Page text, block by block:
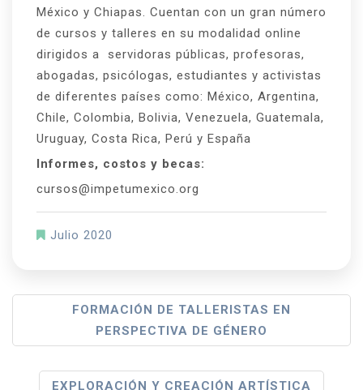
México y Chiapas. Cuentan con un gran número
de cursos y talleres en su modalidad online
dirigidos a servidoras públicas, profesoras,
abogadas, psicólogas, estudiantes y activistas
de diferentes países como: México, Argentina,
Chile, Colombia, Bolivia, Venezuela, Guatemala,
Uruguay, Costa Rica, Perú y España
Informes, costos y becas:
cursos@impetumexico.org
Julio 2020
A
FORMACIÓN DE TALLERISTAS EN
PERSPECTIVA DE GÉNERO
EXPLORACIÓN Y CREACIÓN ARTÍSTICA